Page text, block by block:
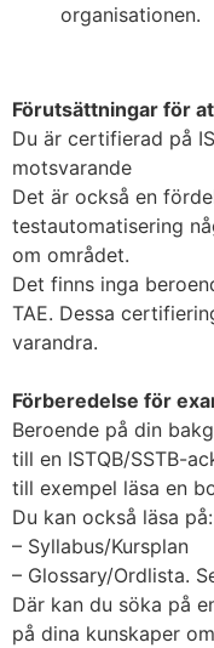
organisationen.
Förutsättningar för
Du är certifierad på
motsvarande
Det är också en
testautomatisering
om området.
Det finns inga
TAE. Dessa
varandra.
Förberedelse för
Beroende på din
till en ISTQB/SSTB-
till exempel läsa en
Du kan också läsa på:
– Syllabus/Kursplan
– Glossary/Ordlista.
Där kan du söka på
på dina kunskaper